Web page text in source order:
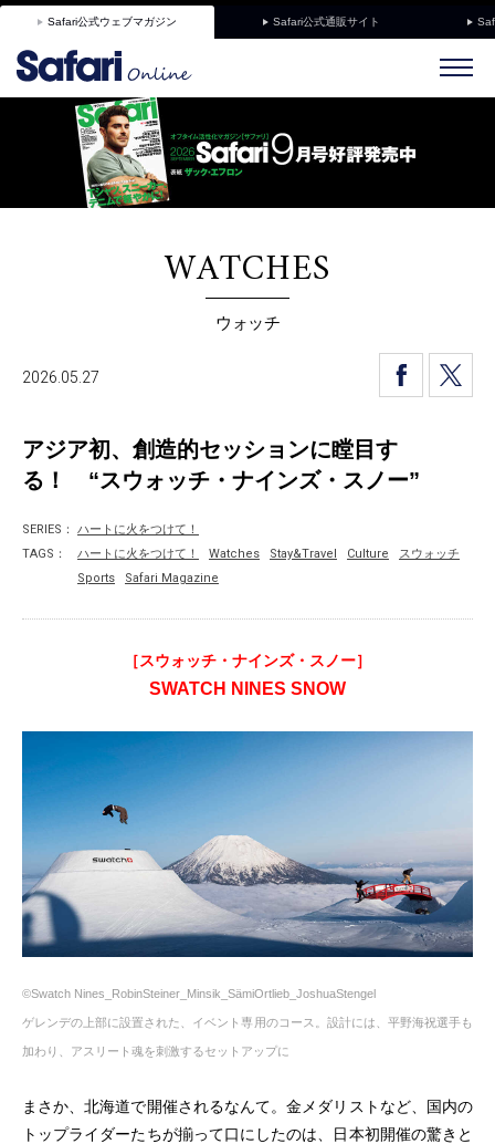
Safari公式ウェブマガジン Safari公式通販サイト
WATCHES
ウォッチ
2026.05.27
アジア初、創造的セッションに瞠目す
る！ “スウォッチ・ナインズ・スノー”
SERIES：
ハートに火をつけて！
TAGS：
ハートに火をつけて！ Watches Stay&Travel Culture
スウォッチ
Sports
Safari Magazine
［スウォッチ・ナインズ・スノー］
SWATCH NINES SNOW
©Swatch Nines_RobinSteiner_Minsik_SämiOrtlieb_JoshuaStengel
ゲレンデの上部に設置された、イベント専用のコース。設計には、平野海祝選手も
加わり、アスリート魂を刺激するセットアップに
まさか、北海道で開催されるなんて。金メダリストなど、国内の
トップライダーたちが揃って口にしたのは、日本初開催の驚きと